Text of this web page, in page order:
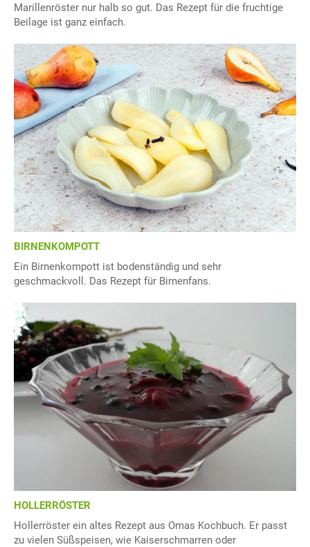
Marillenröster nur halb so gut. Das Rezept für die fruchtige
Beilage ist ganz einfach.
BIRNENKOMPOTT
Ein Birnenkompott ist bodenständig und sehr
geschmackvoll. Das Rezept für Birnenfans.
HOLLERRÖSTER
Hollerröster ein altes Rezept aus Omas Kochbuch. Er passt
zu vielen Süßspeisen, wie Kaiserschmarren oder